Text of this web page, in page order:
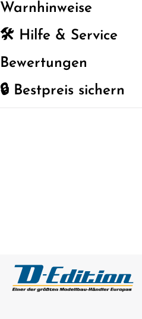
Warnhinweise
🛠️ Hilfe & Service
Bewertungen
🔒 Bestpreis sichern